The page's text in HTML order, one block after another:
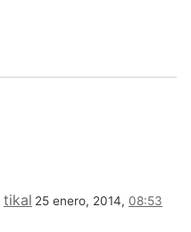
tikal 25 enero, 2014, 08:53